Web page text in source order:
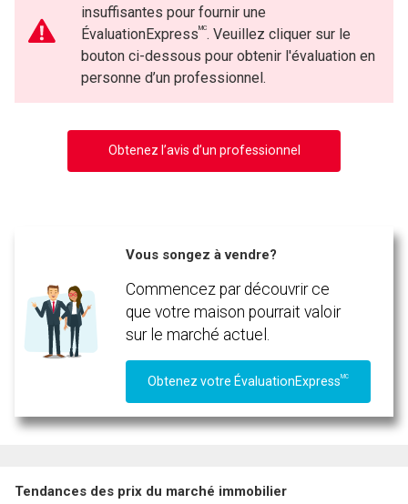
insuffisantes pour fournir une
ÉvaluationExpressMC. Veuillez cliquer sur le
bouton ci-dessous pour obtenir l'évaluation en
personne d’un professionnel.
Obtenez l’avis d’un professionnel
Vous songez à vendre?
Commencez par découvrir ce
que votre maison pourrait valoir
sur le marché actuel.
Obtenez votre ÉvaluationExpressMC
Tendances des prix du marché immobilier